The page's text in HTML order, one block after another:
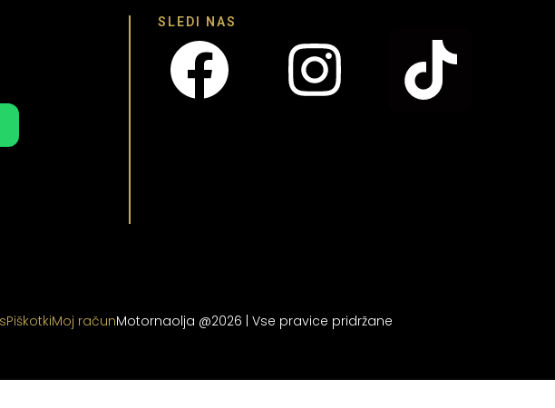
SLEDI NAS
PiškotkiMoj računMotornaolja @2026 | Vse pravice pridržane